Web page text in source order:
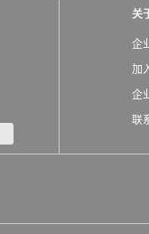
关
企
加
企
联